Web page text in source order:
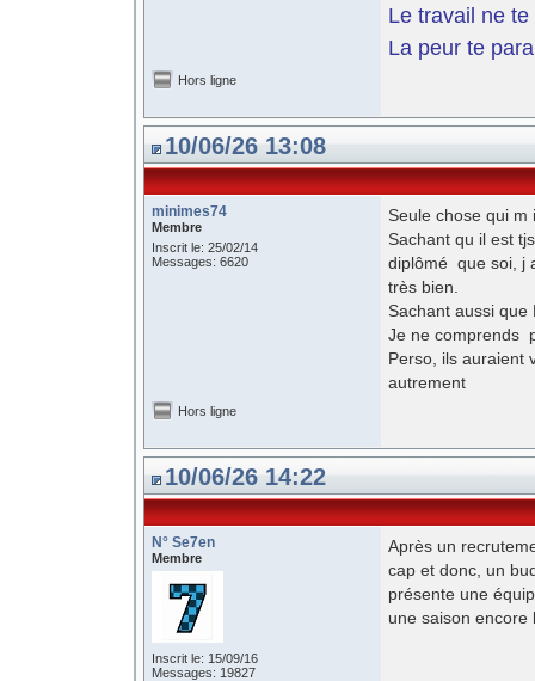
Le travail ne
La peur te
Hors ligne
10/06/26 13:08
minimes74
Membre
Inscrit le: 25/02/14
Messages: 6620
Seule chose qui
Sachant qu il est
diplômé que soi, j
très bien.
Sachant aussi
Je ne comprends
Perso, ils auraient
autrement
Hors ligne
10/06/26 14:22
N° Se7en
Membre
Inscrit le: 15/09/16
Messages: 19827
Après un
cap et donc, un
présente une
une saison encore